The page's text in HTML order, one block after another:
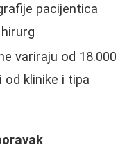
pacijentica
variraju od 18.000
od klinike i tipa